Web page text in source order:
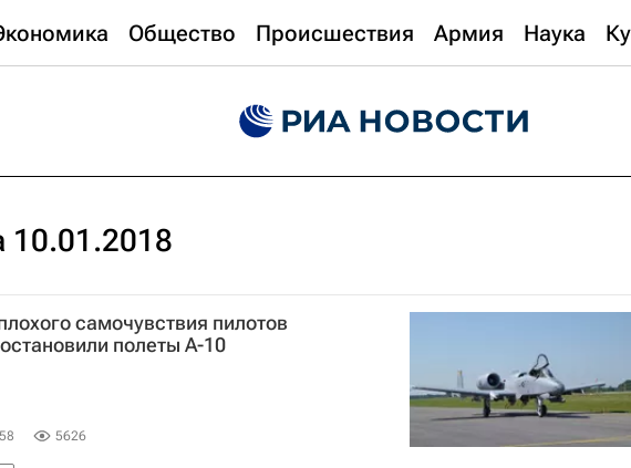
Общество Происшествия Армия Наука
10.01.2018
самочувствия пилотов
полеты А-10
5626